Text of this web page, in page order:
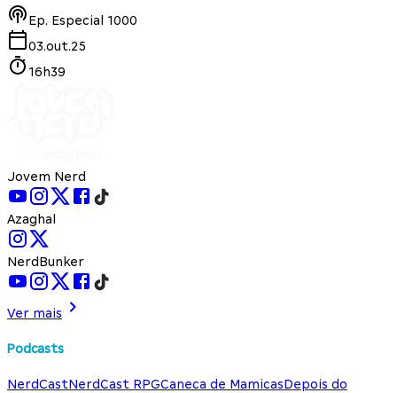
Ep. Especial 1000
03.out.25
16h39
Jovem Nerd
Azaghal
NerdBunker
Ver mais
Podcasts
NerdCastNerdCast RPGCaneca de MamicasDepois do